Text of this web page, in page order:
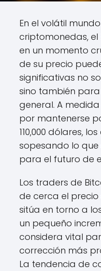
En el volátil
criptomonedas, el
en un momento
de su precio
significativas no
sino también
general. A
por mantenerse
110,000 dólares,
sopesando lo
para el futuro de
Los traders de
de cerca el precio
sitúa en torno a
un pequeño
considera vital
corrección más
La tendencia de